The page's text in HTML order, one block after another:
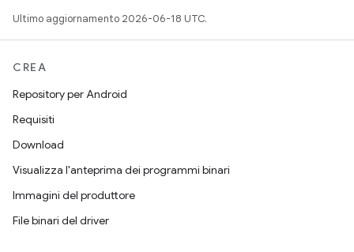
Ultimo aggiornamento 2026-06-18 UTC.
CREA
Repository per Android
Requisiti
Download
Visualizza l'anteprima dei programmi binari
Immagini del produttore
File binari del driver